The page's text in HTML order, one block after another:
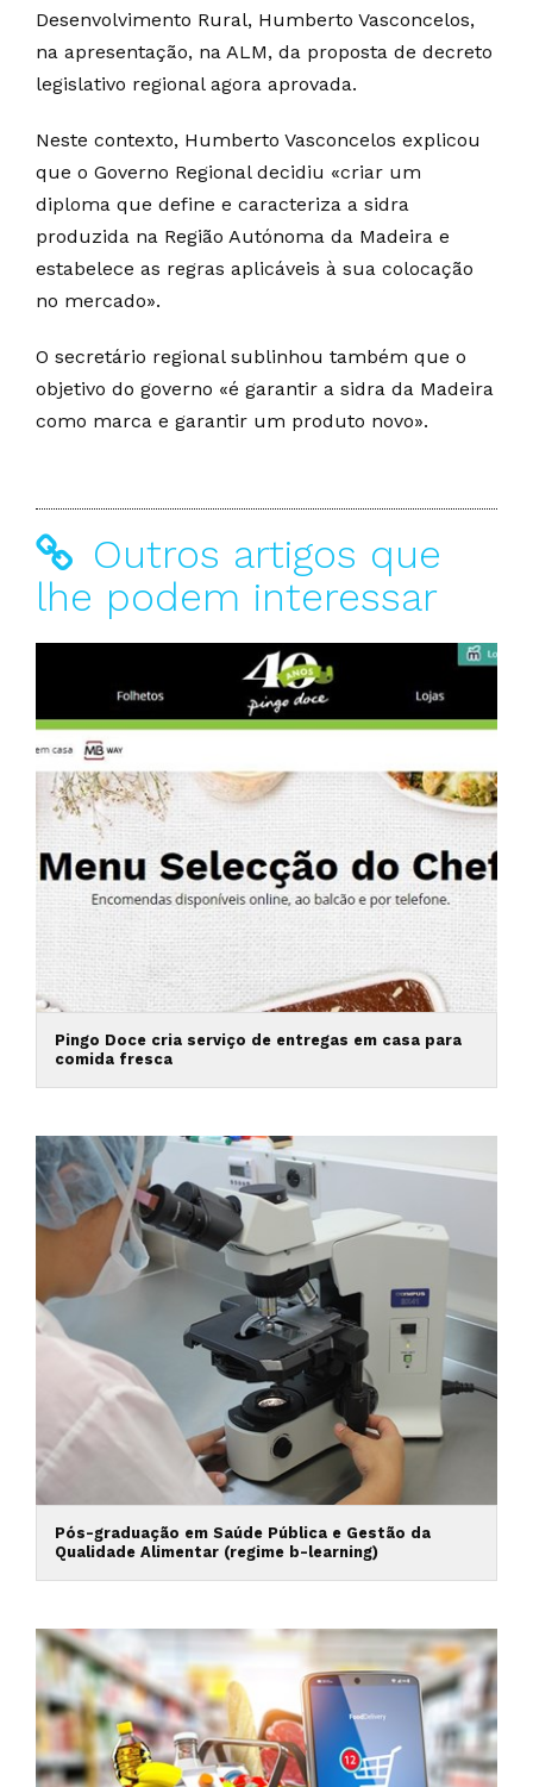
Desenvolvimento Rural, Humberto Vasconcelos,
na apresentação, na ALM, da proposta de decreto
legislativo regional agora aprovada.
Neste contexto, Humberto Vasconcelos explicou
que o Governo Regional decidiu «criar um
diploma que define e caracteriza a sidra
produzida na Região Autónoma da Madeira e
estabelece as regras aplicáveis à sua colocação
no mercado».
O secretário regional sublinhou também que o
objetivo do governo «é garantir a sidra da Madeira
como marca e garantir um produto novo».
Outros artigos que
lhe podem interessar
Pingo Doce cria serviço de entregas em casa para
comida fresca
Pós-graduação em Saúde Pública e Gestão da
Qualidade Alimentar (regime b-learning)